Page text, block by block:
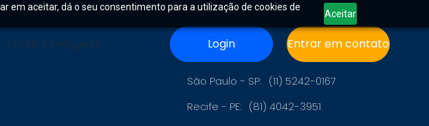
em aceitar, dá o seu consentimento para a utilização de cookies de
Aceitar
ChatBot Inteligente Login Entrar em contato
São Paulo - SP: (11) 5242-0167
Recife - PE: (81) 4042-3951